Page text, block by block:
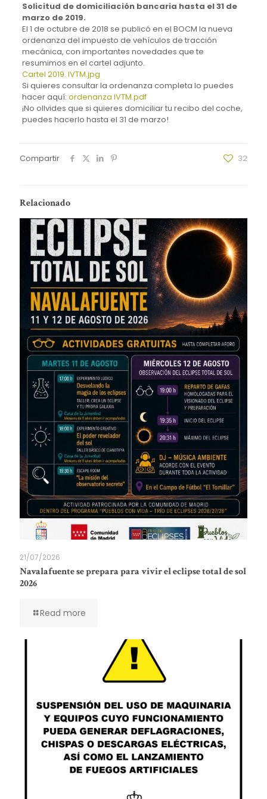
Solicitud de domiciliación bancaria hasta el 31 de
marzo de 2019.
El 1 de octubre de 2018 se publicó en el BOCM la nueva
ordenanza del impuesto de vehículos de tracción
mecánica, con importantes novedades que te
resumimos en el cartel adjunto.
Cartel 2019. IVTM.jpg
Si quieres consultar la ordenanza completa lo puedes
hacer aquí: ordenanza IVTM.pdf
¡No ollvides que si quieres domiciliar tu recibo del coche,
puedes hacerlo hasta el 31 de marzo!
Compartir 32
Relacionado
21/07/2026
Navalafuente se prepara para vivir el eclipse total de sol
2026
Read more